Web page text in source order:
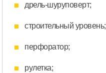
дрель-шуруповерт;
строительный уровень;
перфоратор;
рулетка;